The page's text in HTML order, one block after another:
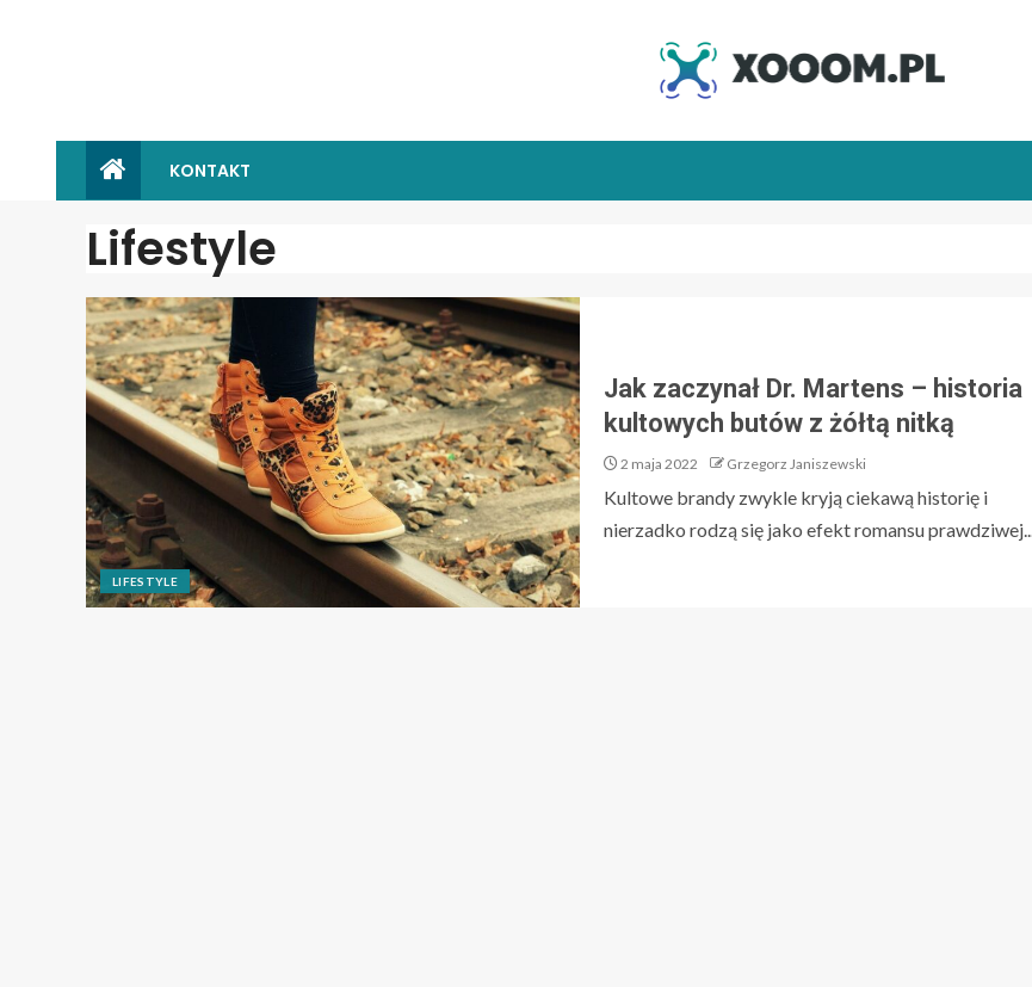
KONTAKT
Lifestyle
LIFESTYLE
Jak zaczynał Dr. Martens – historia
kultowych butów z żółtą nitką
2 maja 2022 Grzegorz Janiszewski
Kultowe brandy zwykle kryją ciekawą historię i
nierzadko rodzą się jako efekt romansu